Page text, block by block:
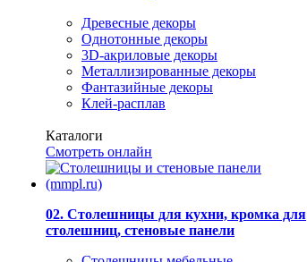
Древесные декоры
Однотонные декоры
3D-акриловые декоры
Металлизированные декоры
Фантазийные декоры
Клей-расплав
Каталоги
Смотреть онлайн
02. Столешницы для кухни, кромка для
столешниц, стеновые панели